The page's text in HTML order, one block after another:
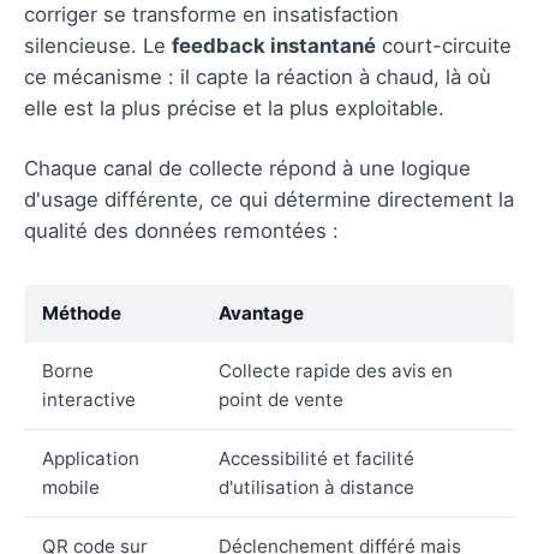
corriger se transforme en insatisfaction
silencieuse. Le feedback instantané court-circuite
ce mécanisme : il capte la réaction à chaud, là où
elle est la plus précise et la plus exploitable.
Chaque canal de collecte répond à une logique
d'usage différente, ce qui détermine directement la
qualité des données remontées :
Méthode Avantage
Borne
interactive
Collecte rapide des avis en
point de vente
Application
mobile
Accessibilité et facilité
d'utilisation à distance
QR code sur
Déclenchement différé mais